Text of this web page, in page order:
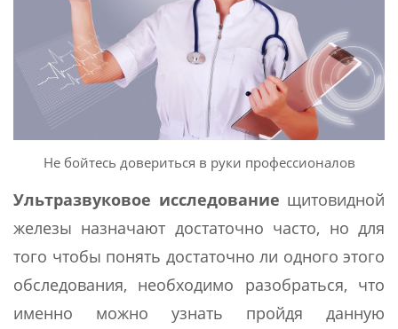
Не бойтесь довериться в руки профессионалов
Ультразвуковое исследование щитовидной
железы назначают достаточно часто, но для
того чтобы понять достаточно ли одного этого
обследования, необходимо разобраться, что
именно можно узнать пройдя данную